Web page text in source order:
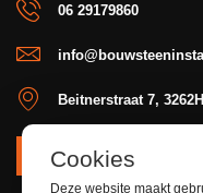
06 29179860
Beitnerstraat 7,
OFFERTE
Cookies
Deze website maakt